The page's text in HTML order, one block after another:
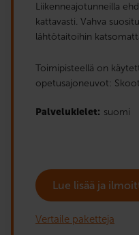
Liikenneajotunneilla
kattavasti. Vahva
lähtötaitoihin
Toimipisteellä on
opetusajoneuvot:
Palvelukielet: suomi
Lue lisää ja
Vertaile paketteja